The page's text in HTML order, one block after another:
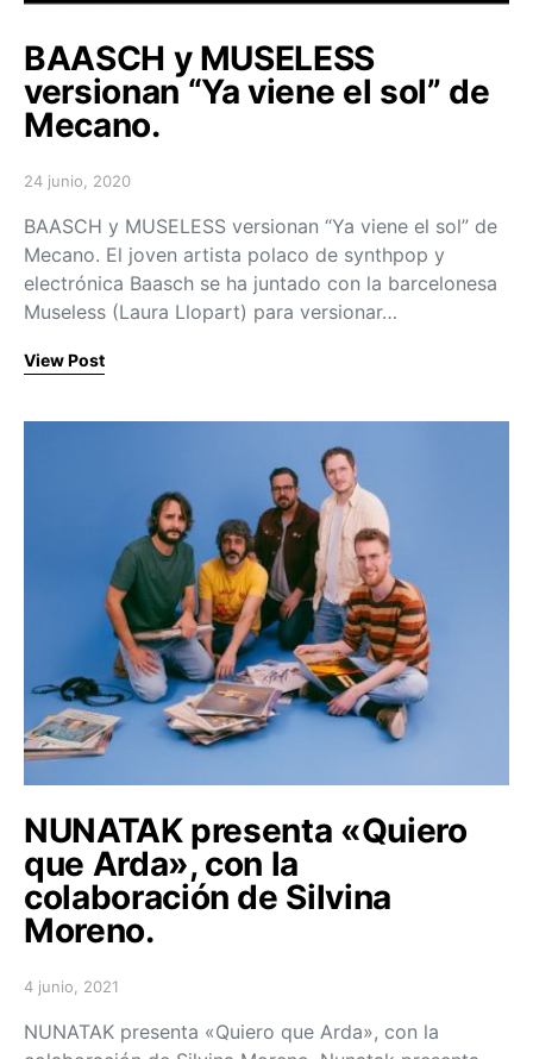
BAASCH y MUSELESS
versionan “Ya viene el sol” de
Mecano.
Posted on
24 junio, 2020
BAASCH y MUSELESS versionan “Ya viene el sol” de
Mecano. El joven artista polaco de synthpop y
electrónica Baasch se ha juntado con la barcelonesa
Museless (Laura Llopart) para versionar…
View Post
NUNATAK presenta «Quiero
que Arda», con la
colaboración de Silvina
Moreno.
Posted on
4 junio, 2021
NUNATAK presenta «Quiero que Arda», con la